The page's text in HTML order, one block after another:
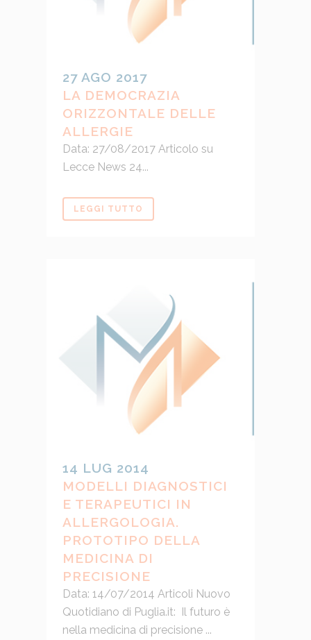
27 AGO 2017
LA DEMOCRAZIA
ORIZZONTALE DELLE
ALLERGIE
Data: 27/08/2017 Articolo su
Lecce News 24...
LEGGI TUTTO
14 LUG 2014
MODELLI DIAGNOSTICI
E TERAPEUTICI IN
ALLERGOLOGIA.
PROTOTIPO DELLA
MEDICINA DI
PRECISIONE
Data: 14/07/2014 Articoli Nuovo
Quotidiano di Puglia.it: Il futuro è
nella medicina di precisione ...